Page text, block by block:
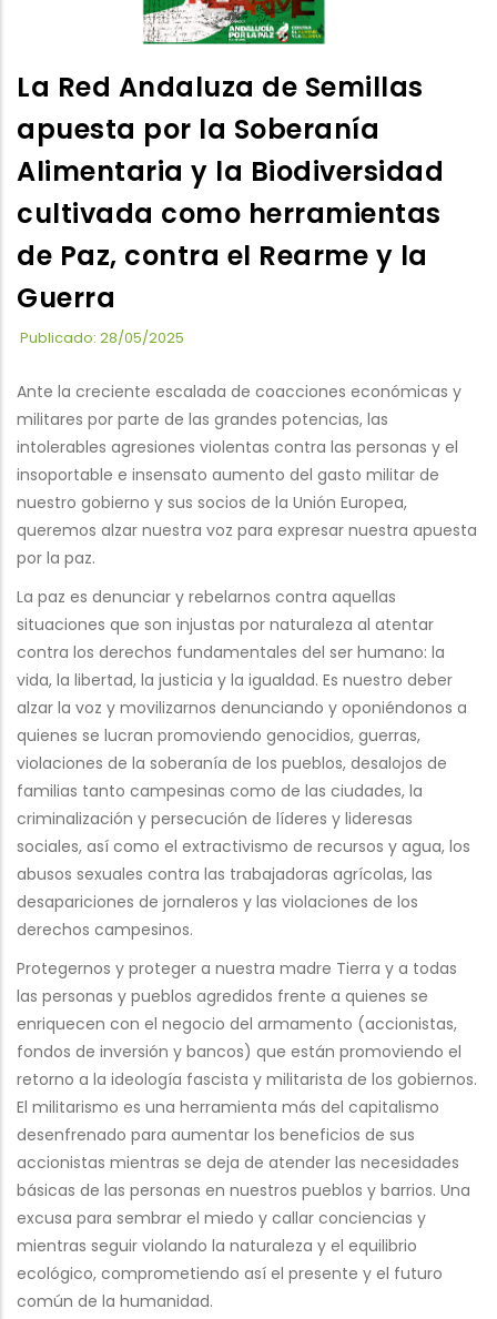
La Red Andaluza de Semillas
apuesta por la Soberanía
Alimentaria y la Biodiversidad
cultivada como herramientas
de Paz, contra el Rearme y la
Guerra
Publicado: 28/05/2025
Ante la creciente escalada de coacciones económicas y
militares por parte de las grandes potencias, las
intolerables agresiones violentas contra las personas y el
insoportable e insensato aumento del gasto militar de
nuestro gobierno y sus socios de la Unión Europea,
queremos alzar nuestra voz para expresar nuestra apuesta
por la paz.
La paz es denunciar y rebelarnos contra aquellas
situaciones que son injustas por naturaleza al atentar
contra los derechos fundamentales del ser humano: la
vida, la libertad, la justicia y la igualdad. Es nuestro deber
alzar la voz y movilizarnos denunciando y oponiéndonos a
quienes se lucran promoviendo genocidios, guerras,
violaciones de la soberanía de los pueblos, desalojos de
familias tanto campesinas como de las ciudades, la
criminalización y persecución de líderes y lideresas
sociales, así como el extractivismo de recursos y agua, los
abusos sexuales contra las trabajadoras agrícolas, las
desapariciones de jornaleros y las violaciones de los
derechos campesinos.
Protegernos y proteger a nuestra madre Tierra y a todas
las personas y pueblos agredidos frente a quienes se
enriquecen con el negocio del armamento (accionistas,
fondos de inversión y bancos) que están promoviendo el
retorno a la ideología fascista y militarista de los gobiernos.
El militarismo es una herramienta más del capitalismo
desenfrenado para aumentar los beneficios de sus
accionistas mientras se deja de atender las necesidades
básicas de las personas en nuestros pueblos y barrios. Una
excusa para sembrar el miedo y callar conciencias y
mientras seguir violando la naturaleza y el equilibrio
ecológico, comprometiendo así el presente y el futuro
común de la humanidad.